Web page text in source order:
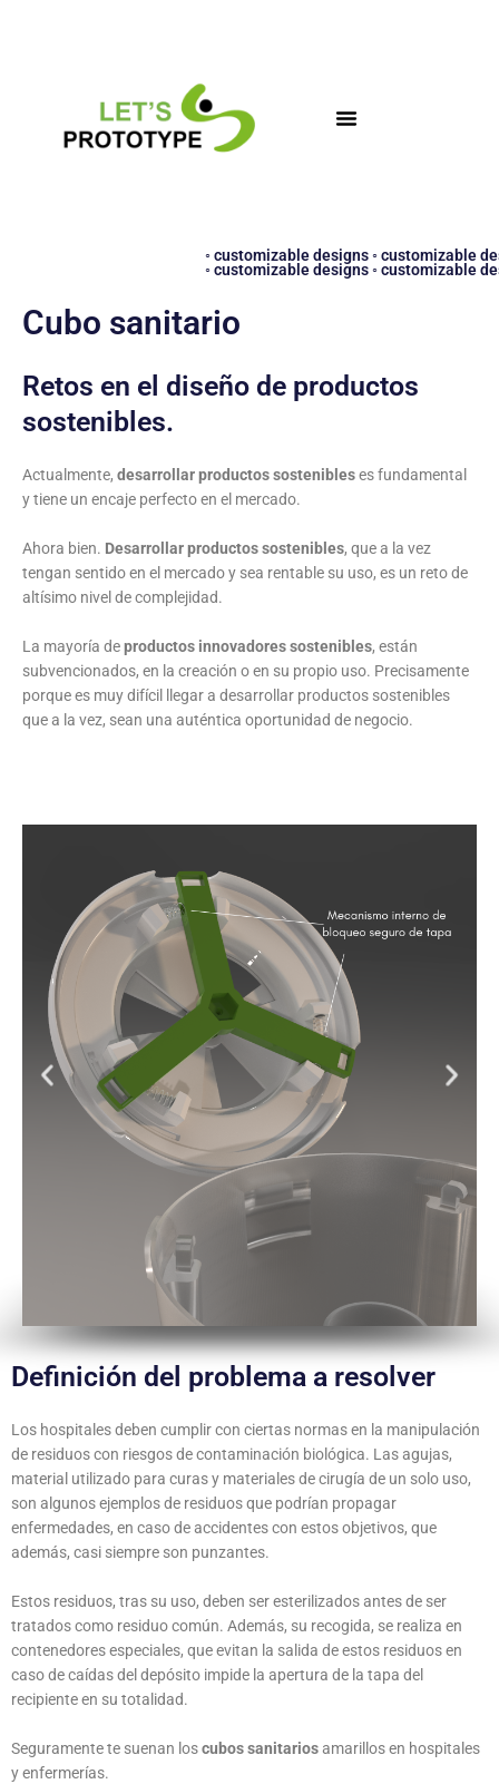
◦ customizable designs ◦ customizable
◦ customizable designs ◦ customizable
Cubo sanitario
Retos en el diseño de productos
sostenibles.
Actualmente, desarrollar productos sostenibleses fundamental
y tiene un encaje perfecto en el mercado.
Ahora bien. Desarrollar productos sostenibles, que a la vez
tengan sentido en el mercado y sea rentable su uso, es un reto de
altísimo nivel de complejidad.
La mayoría deproductos innovadores sostenibles, están
subvencionados, en la creación o en su propio uso. Precisamente
porque es muy difícil llegar a desarrollar productos sostenibles
que a la vez, sean una auténtica oportunidad de negocio.
Definición del problema a resolver
Los hospitales deben cumplir con ciertas normas en la manipulación
de residuos con riesgos de contaminación biológica. Las agujas,
material utilizado para curas y materiales de cirugía de un solo uso,
son algunos ejemplos de residuos que podrían propagar
enfermedades, en caso de accidentes con estos objetivos, que
además, casi siempre son punzantes.
Estos residuos, tras su uso, deben ser esterilizados antes de ser
tratados como residuo común. Además, su recogida, se realiza en
contenedores especiales, que evitan la salida de estos residuos en
caso de caídas del depósito impide la apertura de la tapa del
recipiente en su totalidad.
Seguramente te suenan loscubos sanitariosamarillos en hospitales
y enfermerías.